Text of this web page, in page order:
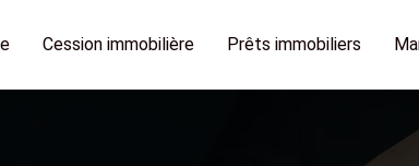
Cession immobilière Prêts immobiliers